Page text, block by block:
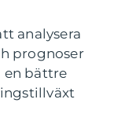
analysera
prognoser
en bättre